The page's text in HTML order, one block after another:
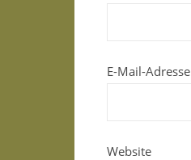
E-Mail-Adresse
Website